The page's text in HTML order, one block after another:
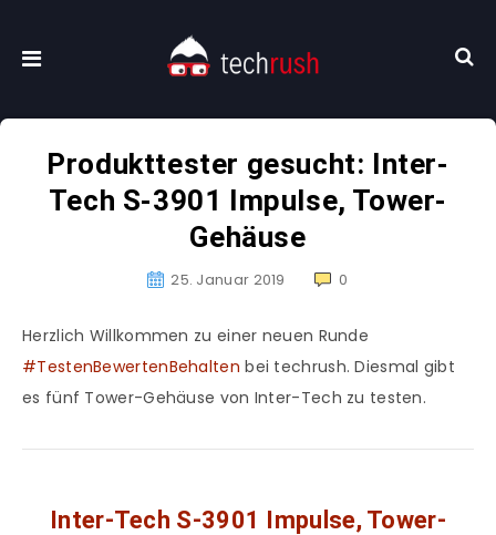
Produkttester gesucht: Inter-
Tech S-3901 Impulse, Tower-
Gehäuse
25. Januar 2019 0
Herzlich Willkommen zu einer neuen Runde
#TestenBewertenBehalten bei techrush. Diesmal gibt
es fünf Tower-Gehäuse von Inter-Tech zu testen.
Inter-Tech S-3901 Impulse, Tower-